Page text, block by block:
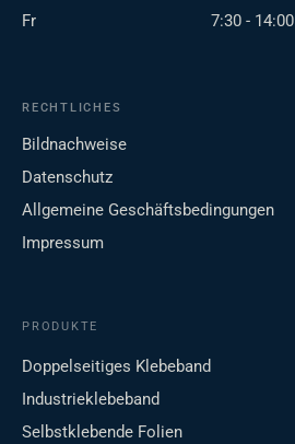
Fr
7:30 - 14:00
RECHTLICHES
Bildnachweise
Datenschutz
Allgemeine Geschäftsbedingungen
Impressum
PRODUKTE
Doppelseitiges Klebeband
Industrieklebeband
Selbstklebende Folien